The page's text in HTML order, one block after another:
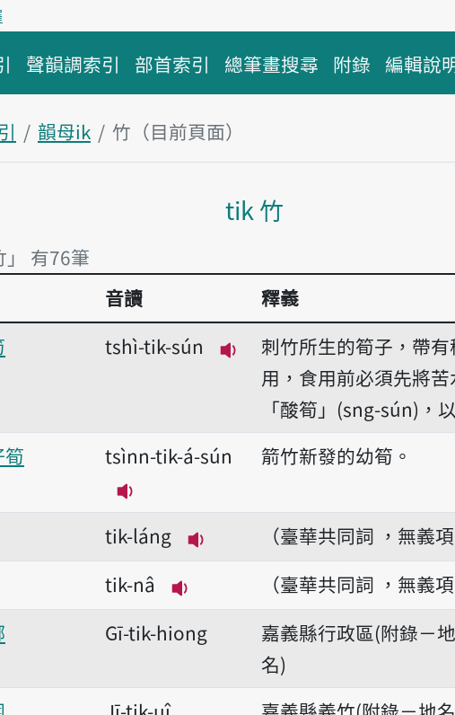
聲韻調索引 部首索引 總筆畫搜尋 附錄 編輯說
韻母ik
竹（目前頁面）
tik 竹
有76筆
有76筆
音讀
釋義
tshì-tik-sún
播放音讀tshì-tik-sún
刺竹所生的筍子，帶
用，食用前必須先將
「酸筍」(sng-sún)，
tsìnn-tik-á-sún
播放音讀tsìnn-tik-á-sún
箭竹新發的幼筍。
tik-láng
播放音讀tik-láng
（臺華共同詞 ，無義
tik-nâ
播放音讀tik-nâ
（臺華共同詞 ，無義
Gī-tik-hiong
嘉義縣行政區(附錄－
名)